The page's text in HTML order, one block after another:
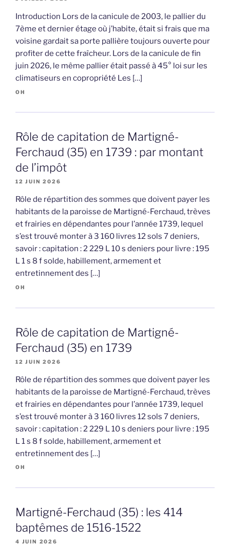
Introduction Lors de la canicule de 2003, le pallier du
7ème et dernier étage où j’habite, était si frais que ma
voisine gardait sa porte pallière toujours ouverte pour
profiter de cette fraîcheur. Lors de la canicule de fin
juin 2026, le même pallier était passé à 45° loi sur les
climatiseurs en copropriété Les […]
OH
Rôle de capitation de Martigné-
Ferchaud (35) en 1739 : par montant
de l’impôt
12 JUIN 2026
Rôle de répartition des sommes que doivent payer les
habitants de la paroisse de Martigné-Ferchaud, trèves
et frairies en dépendantes pour l’année 1739, lequel
s’est trouvé monter à 3 160 livres 12 sols 7 deniers,
savoir : capitation : 2 229 L 10 s deniers pour livre : 195
L 1 s 8 f solde, habillement, armement et
entretinnement des […]
OH
Rôle de capitation de Martigné-
Ferchaud (35) en 1739
12 JUIN 2026
Rôle de répartition des sommes que doivent payer les
habitants de la paroisse de Martigné-Ferchaud, trèves
et frairies en dépendantes pour l’année 1739, lequel
s’est trouvé monter à 3 160 livres 12 sols 7 deniers,
savoir : capitation : 2 229 L 10 s deniers pour livre : 195
L 1 s 8 f solde, habillement, armement et
entretinnement des […]
OH
Martigné-Ferchaud (35) : les 414
baptêmes de 1516-1522
4 JUIN 2026